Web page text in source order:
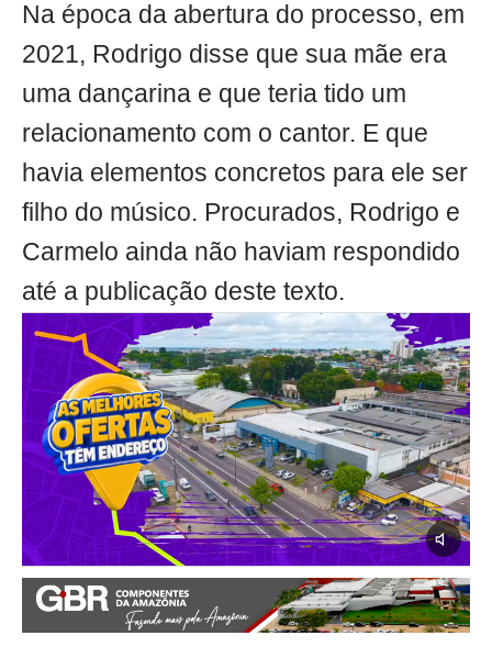
Na época da abertura do processo, em
2021, Rodrigo disse que sua mãe era
uma dançarina e que teria tido um
relacionamento com o cantor. E que
havia elementos concretos para ele ser
filho do músico. Procurados, Rodrigo e
Carmelo ainda não haviam respondido
até a publicação deste texto.